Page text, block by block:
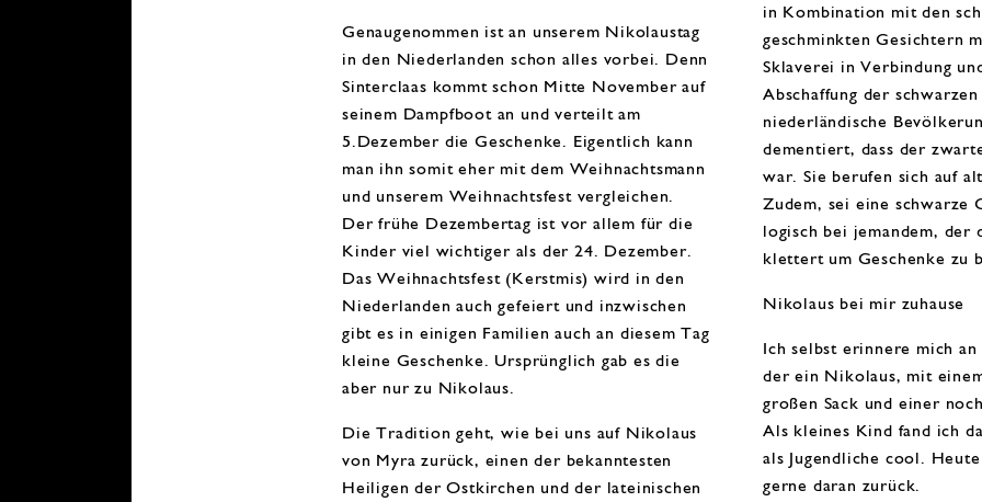
Genaugenommen ist an unserem Nikolaustag
in den Niederlanden schon alles vorbei. Denn
Sinterclaas kommt schon Mitte November auf
seinem Dampfboot an und verteilt am
5.Dezember die Geschenke. Eigentlich kann
man ihn somit eher mit dem Weihnachtsmann
und unserem Weihnachtsfest vergleichen.
Der frühe Dezembertag ist vor allem für die
Kinder viel wichtiger als der 24. Dezember.
Das Weihnachtsfest (Kerstmis) wird in den
Niederlanden auch gefeiert und inzwischen
gibt es in einigen Familien auch an diesem Tag
kleine Geschenke. Ursprünglich gab es die
aber nur zu Nikolaus.
Die Tradition geht, wie bei uns auf Nikolaus
von Myrazurück, einen der bekanntesten
Heiligen der Ostkirchen und der lateinischen
in Kombination mit den
geschminkten Gesichtern
Sklaverei in Verbindung
Abschaffung der schwarzen
niederländische
dementiert, dass der
war. Sie berufen sich auf
Zudem, sei eine schwarze
logisch bei jemandem, der
klettert um Geschenke zu
Nikolaus bei mir zuhause
Ich selbst erinnere mich an
der ein Nikolaus, mit
großen Sack und einer
Als kleines Kind fand ich
als Jugendliche cool.
gerne daran zurück.